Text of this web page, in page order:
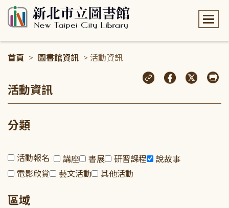
首頁 > 圖書館資訊 > 活動資訊
活動資訊
分類
活動報名 講座 書展 研習課程
說故事
電影欣賞
藝文活動 其他活動
區域